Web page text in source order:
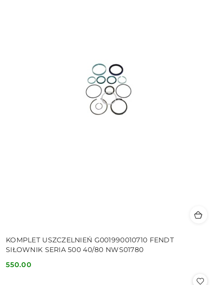
KOMPLET USZCZELNIEŃ G001990010710 FENDT
SIŁOWNIK SERIA 500 40/80 NWS01780
Cena:
550.00